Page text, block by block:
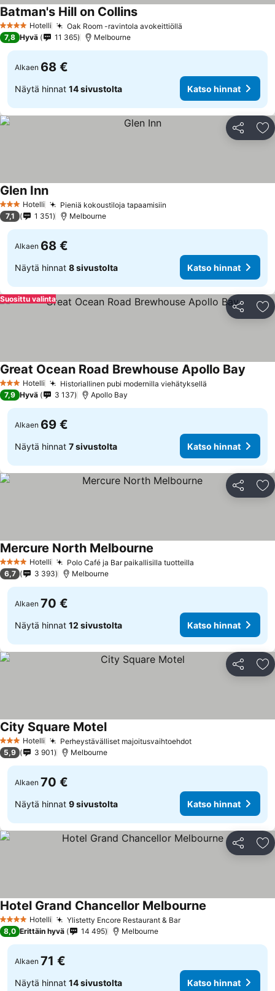
4 Tähtiluokitus
Hotelli Oak Room -ravintola avokeittiöllä
Batman's Hill on Collins
7,8 Hyvä 11 365 Melbourne
Alkaen 68 €
Näytä hinnat 14 sivustolta Katso hinnat
Jaa
3 Tähtiluokitus
Hotelli Pieniä kokoustiloja tapaamisiin
Glen Inn
7,1 1 351 Melbourne
Alkaen 68 €
Näytä hinnat 8 sivustolta Katso hinnat
Jaa
Suosittu valinta
3 Tähtiluokitus
Hotelli Historiallinen pubi modernilla viehätyksellä
Great Ocean Road Brewhouse Apollo Bay
7,9 Hyvä 3 137 Apollo Bay
Alkaen 69 €
Näytä hinnat 7 sivustolta Katso hinnat
Jaa
4 Tähtiluokitus
Hotelli Polo Café ja Bar paikallisilla tuotteilla
Mercure North Melbourne
6,7 3 393 Melbourne
Alkaen 70 €
Näytä hinnat 12 sivustolta Katso hinnat
Jaa
3 Tähtiluokitus
Hotelli Perheystävälliset majoitusvaihtoehdot
City Square Motel
5,9 3 901 Melbourne
Alkaen 70 €
Näytä hinnat 9 sivustolta Katso hinnat
Jaa
4 Tähtiluokitus
Hotelli Ylistetty Encore Restaurant & Bar
Hotel Grand Chancellor Melbourne
8,0 Erittäin hyvä 14 495 Melbourne
Alkaen 71 €
Näytä hinnat 14 sivustolta Katso hinnat